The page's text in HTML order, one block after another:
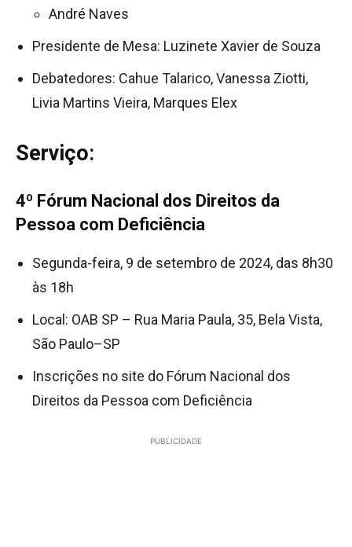
André Naves
Presidente de Mesa: Luzinete Xavier de Souza
Debatedores: Cahue Talarico, Vanessa Ziotti,
Livia Martins Vieira, Marques Elex
Serviço:
4º Fórum Nacional dos Direitos da
Pessoa com Deficiência
Segunda-feira, 9 de setembro de 2024, das 8h30
às 18h
Local: OAB SP – Rua Maria Paula, 35, Bela Vista,
São Paulo–SP
Inscrições no site do Fórum Nacional dos
Direitos da Pessoa com Deficiência
PUBLICIDADE